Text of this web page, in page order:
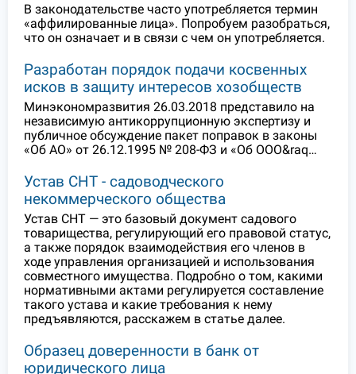
В законодательстве часто употребляется термин
«аффилированные лица». Попробуем разобраться,
что он означает и в связи с чем он употребляется.
Разработан порядок подачи косвенных
исков в защиту интересов хозобществ
Минэкономразвития 26.03.2018 представило на
независимую антикоррупционную экспертизу и
публичное обсуждение пакет поправок в законы
«Об АО» от 26.12.1995 № 208-ФЗ и «Об ООО&raq…
Устав СНТ - садоводческого
некоммерческого общества
Устав СНТ — это базовый документ садового
товарищества, регулирующий его правовой статус,
а также порядок взаимодействия его членов в
ходе управления организацией и использования
совместного имущества. Подробно о том, какими
нормативными актами регулируется составление
такого устава и какие требования к нему
предъявляются, расскажем в статье далее.
Образец доверенности в банк от
юридического лица